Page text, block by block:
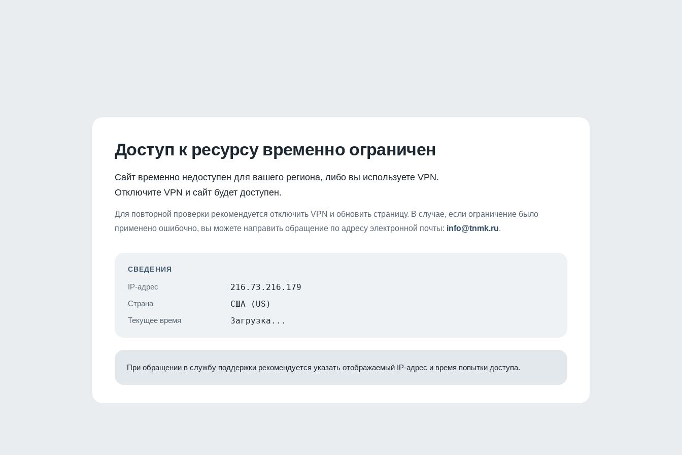
Доступ к ресурсу временно ограничен
Сайт временно недоступен для вашего региона, либо вы используете VPN.
Отключите VPN и сайт будет доступен.
Для повторной проверки рекомендуется отключить VPN и обновить страницу. В случае, если ограничение было
применено ошибочно, вы можете направить обращение по адресу электронной почты: info@tnmk.ru.
СВЕДЕНИЯ
IP-адрес 216.73.216.179
Страна США (US)
Текущее время Загрузка...
При обращении в службу поддержки рекомендуется указать отображаемый IP-адрес и время попытки доступа.